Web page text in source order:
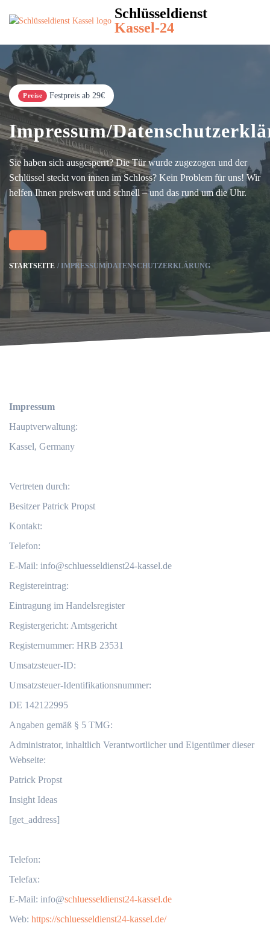
Schlüsseldienst
Kassel-24
Preise Festpreis ab 29€
Impressum/
Sie haben sich ausgesperrt? Die Tür wurde zugezogen und der
Schlüssel steckt von innen im Schloss? Kein Problem für uns! Wir
helfen Ihnen preiswert und schnell – und das rund um die Uhr.
STARTSEITE IMPRESSUM/DATENSCHUTZERKLÄRUNG
Impressum
Hauptverwaltung:
Kassel, Germany
Vertreten durch:
Besitzer Patrick Propst
Kontakt:
Telefon:
E-Mail: info@schluesseldienst24-kassel.de
Registereintrag:
Eintragung im Handelsregister
Registergericht: Amtsgericht
Registernummer: HRB 23531
Umsatzsteuer-ID:
Umsatzsteuer-Identifikationsnummer:
DE 142122995
Angaben gemäß § 5 TMG:
Administrator, inhaltlich Verantwortlicher und Eigentümer dieser
Webseite:
Patrick Propst
Insight Ideas
[get_address]
Telefon:
Telefax:
‬E-Mail: info@schluesseldienst24-kassel.de
Web: https://schluesseldienst24-kassel.de/